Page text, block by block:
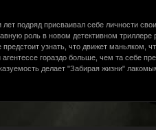
подряд присваивал себе личности
роль в новом детективном
узнать, что движет маньяком,
гораздо больше, чем та себе
делает "Забирая жизни"